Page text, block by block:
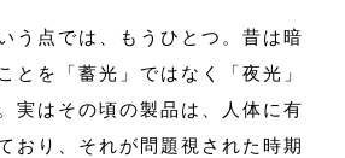
う点では、もうひとつ。昔は暗
とを「蓄光」ではなく「夜光」
実はその頃の製品は、人体に有
おり、それが問題視された時期